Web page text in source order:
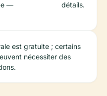
—
détails.
est gratuite ; certains
nécessiter des